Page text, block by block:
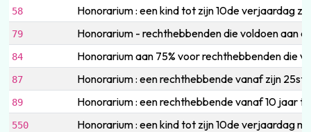
58 Honorarium : een kind tot zijn 10de verjaardag
79 Honorarium - rechthebbenden die voldoen aan
84 Honorarium aan 75% voor rechthebbenden die
87 Honorarium : een rechthebbende vanaf zijn
89 Honorarium : een rechthebbende vanaf 10 jaar
550 Honorarium : een kind tot zijn 10de verjaardag